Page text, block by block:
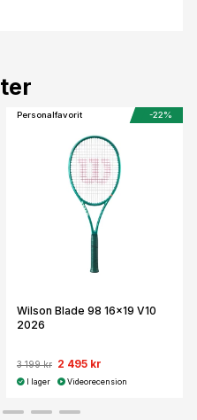
Personalfavorit -22%
Wilson Blade 98 16x19 V10
2026
3 199 kr 2 495 kr
I lager Videorecension